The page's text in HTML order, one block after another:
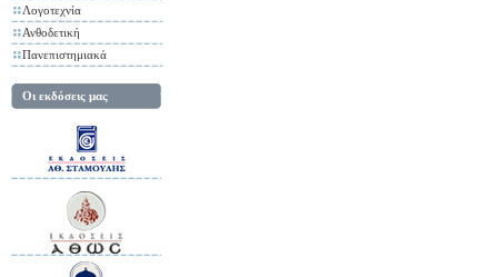
Λογοτεχνία
Ανθοδετική
Πανεπιστημιακά
Οι εκδόσεις μας